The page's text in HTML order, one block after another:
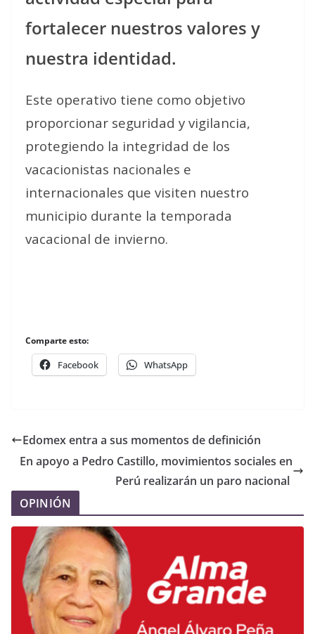
fortalecer nuestros valores y
nuestra identidad.
Este operativo tiene como objetivo
proporcionar seguridad y vigilancia,
protegiendo la integridad de los
vacacionistas nacionales e
internacionales que visiten nuestro
municipio durante la temporada
vacacional de invierno.
Comparte esto:
Facebook WhatsApp
Edomex entra a sus momentos de definición
En apoyo a Pedro Castillo, movimientos sociales en
Perú realizarán un paro nacional
OPINIÓN